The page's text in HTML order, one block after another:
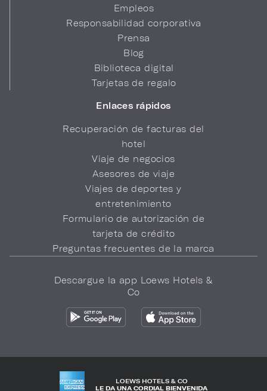
Empleos
Responsabilidad corporativa
Prensa
Blog
Biblioteca digital
Tarjetas de regalo
Enlaces rápidos
Recuperación de facturas del
hotel
Viaje de negocios
Asesores de viaje
Viajes de deportes y
entretenimiento
Formulario de autorización de
tarjeta de crédito
Preguntas frecuentes de la marca
Descargue la app Loews Hotels &
Co
LOEWS HOTELS & CO
LE DA UNA CORDIAL BIENVENIDA